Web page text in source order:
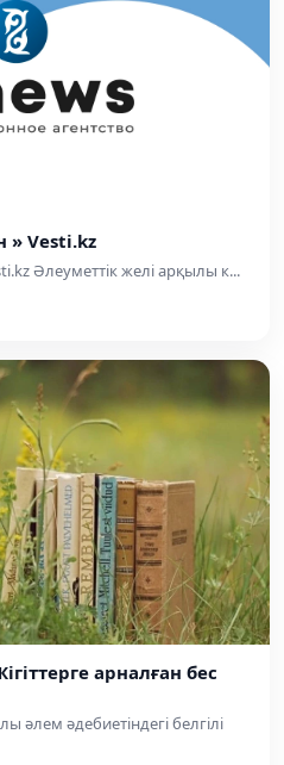
» Vesti.kz
Әлеуметтік желі арқылы к...
арналған бес
әлем әдебиетіндегі белгілі